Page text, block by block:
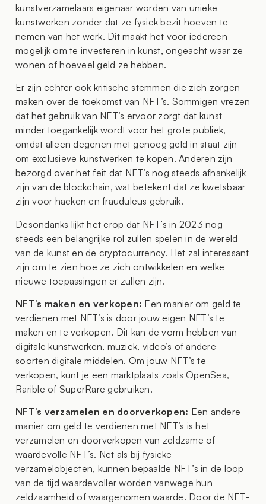
kunstverzamelaars eigenaar worden van unieke
kunstwerken zonder dat ze fysiek bezit hoeven te
nemen van het werk. Dit maakt het voor iedereen
mogelijk om te investeren in kunst, ongeacht waar ze
wonen of hoeveel geld ze hebben.
Er zijn echter ook kritische stemmen die zich zorgen
maken over de toekomst van NFT’s. Sommigen vrezen
dat het gebruik van NFT’s ervoor zorgt dat kunst
minder toegankelijk wordt voor het grote publiek,
omdat alleen degenen met genoeg geld in staat zijn
om exclusieve kunstwerken te kopen. Anderen zijn
bezorgd over het feit dat NFT’s nog steeds afhankelijk
zijn van de blockchain, wat betekent dat ze kwetsbaar
zijn voor hacken en frauduleus gebruik.
Desondanks lijkt het erop dat NFT’s in 2023 nog
steeds een belangrijke rol zullen spelen in de wereld
van de kunst en de cryptocurrency. Het zal interessant
zijn om te zien hoe ze zich ontwikkelen en welke
nieuwe toepassingen er zullen zijn.
NFT’s maken en verkopen: Een manier om geld te
verdienen met NFT’s is door jouw eigen NFT’s te
maken en te verkopen. Dit kan de vorm hebben van
digitale kunstwerken, muziek, video’s of andere
soorten digitale middelen. Om jouw NFT’s te
verkopen, kunt je een marktplaats zoals OpenSea,
Rarible of SuperRare gebruiken.
NFT’s verzamelen en doorverkopen: Een andere
manier om geld te verdienen met NFT’s is het
verzamelen en doorverkopen van zeldzame of
waardevolle NFT’s. Net als bij fysieke
verzamelobjecten, kunnen bepaalde NFT’s in de loop
van de tijd waardevoller worden vanwege hun
zeldzaamheid of waargenomen waarde. Door de NFT-